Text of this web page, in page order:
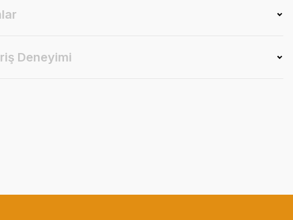
Deneyimi